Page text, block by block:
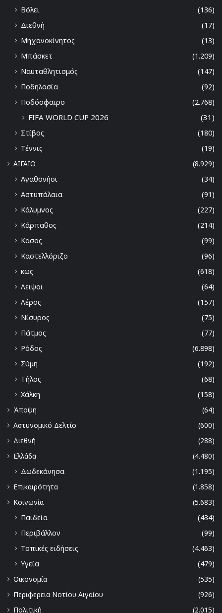
Βόλει
(136)
Διεθνή
(17)
Μηχανοκίνητος
(13)
Μπάσκετ
(1.209)
Ναυταθλητισμός
(147)
Ποδηλασία
(92)
Ποδόσφαιρο
(2.768)
FIFA WORLD CUP 2026 (31)
Στίβος
(180)
Τέννις
(19)
ΑΙΓΑΙΟ
(8.929)
Αγαθονήσι
(34)
Αστυπάλαια
(91)
Κάλυμνος
(227)
Κάρπαθος
(214)
Κασος
(99)
Καστελλόριζο
(96)
κως
(618)
Λειψοι
(64)
Λέρος
(157)
Νίσυρος
(75)
Πάτμος
(77)
Ρόδος
(6.898)
Σύμη
(192)
Τήλος
(68)
Χάλκη
(158)
Άποψη
(64)
Αστυνομικό Δελτίο
(600)
Διεθνή
(288)
Ελλάδα
(4.480)
Δωδεκάνησα
(1.195)
Επικαιρότητα
(1.858)
Κοινωνία
(5.683)
Παιδεία
(434)
Περιβάλλον
(99)
Τοπικές ειδήσεις
(4.463)
Υγεία
(479)
Οικονομία
(535)
Περιφερεια Νοτίου Αιγαίου
(926)
Πολιτική
(2.015)